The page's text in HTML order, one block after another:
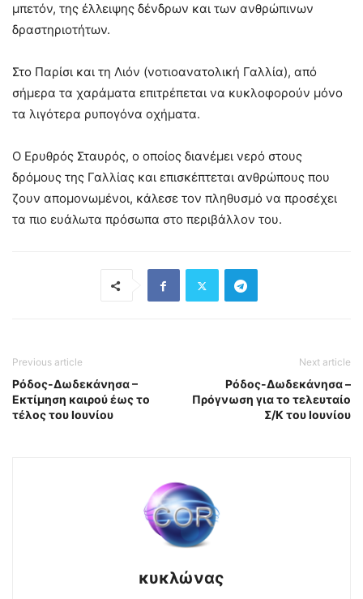
μπετόν, της έλλειψης δένδρων και των ανθρώπινων
δραστηριοτήτων.
Στο Παρίσι και τη Λιόν (νοτιοανατολική Γαλλία), από
σήμερα τα χαράματα επιτρέπεται να κυκλοφορούν μόνο
τα λιγότερα ρυπογόνα οχήματα.
Ο Ερυθρός Σταυρός, ο οποίος διανέμει νερό στους
δρόμους της Γαλλίας και επισκέπτεται ανθρώπους που
ζουν απομονωμένοι, κάλεσε τον πληθυσμό να προσέχει
τα πιο ευάλωτα πρόσωπα στο περιβάλλον του.
Previous article
Ρόδος-Δωδεκάνησα –
Εκτίμηση καιρού έως το
τέλος του Ιουνίου
Next article
Ρόδος-Δωδεκάνησα –
Πρόγνωση για το τελευταίο
Σ/Κ του Ιουνίου
κυκλώνας